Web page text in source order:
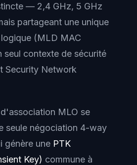
— 2,4 GHz, 5 GHz
partageant une unique
(MLD MAC
seul contexte de sécurité
Security Network
MLO se
seule négociation 4-way
génère une PTK
Key) commune à